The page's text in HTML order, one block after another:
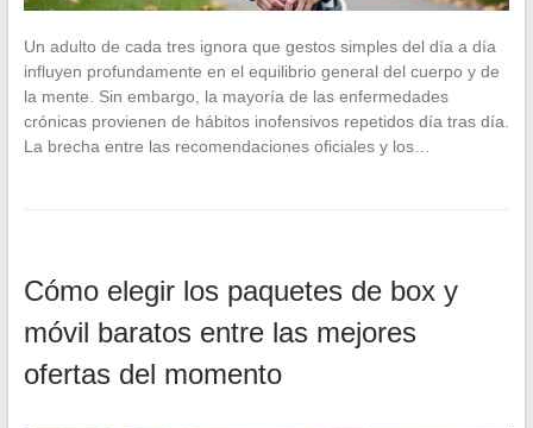
Un adulto de cada tres ignora que gestos simples del día a día
influyen profundamente en el equilibrio general del cuerpo y de
la mente. Sin embargo, la mayoría de las enfermedades
crónicas provienen de hábitos inofensivos repetidos día tras día.
La brecha entre las recomendaciones oficiales y los…
Cómo elegir los paquetes de box y
móvil baratos entre las mejores
ofertas del momento